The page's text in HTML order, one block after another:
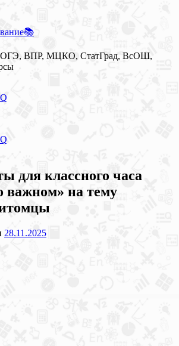
ОГЭ, ВПР, МЦКО, СтатГрад, ВсОШ,
для классного часа
важном» на тему
28.11.2025